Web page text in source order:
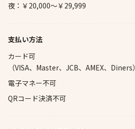
夜：￥20,000～￥29,999
支払い方法
カード可
（VISA、Master、JCB、AMEX、Diners）
電子マネー不可
QRコード決済不可